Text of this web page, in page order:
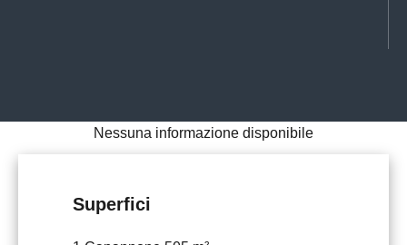
Nessuna informazione disponibile
Superfici